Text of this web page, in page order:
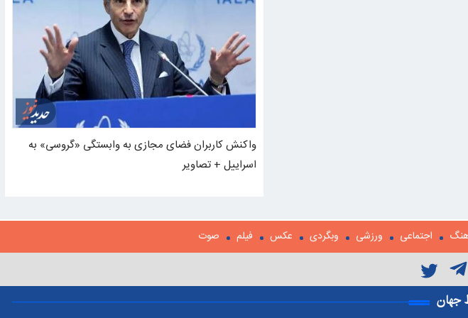
واکنش کاربران فضای مجازی به وابستگی «گروسی» به
اسراییل + تصاویر
اجتماعی ورزشی وبگردی عکس فیلم صوت
جهان